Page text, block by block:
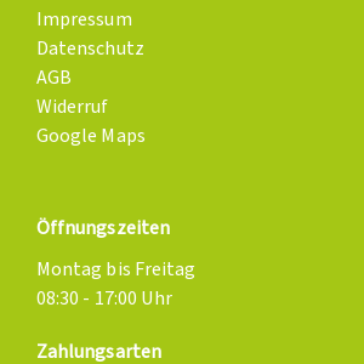
Impressum
Datenschutz
AGB
Widerruf
Google Maps
Öffnungszeiten
Montag bis Freitag
08:30 - 17:00 Uhr
Zahlungsarten